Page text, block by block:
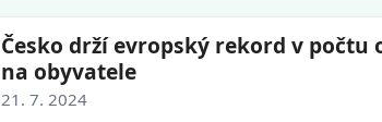
Česko drží evropský rekord v počtu
na obyvatele
21. 7. 2024